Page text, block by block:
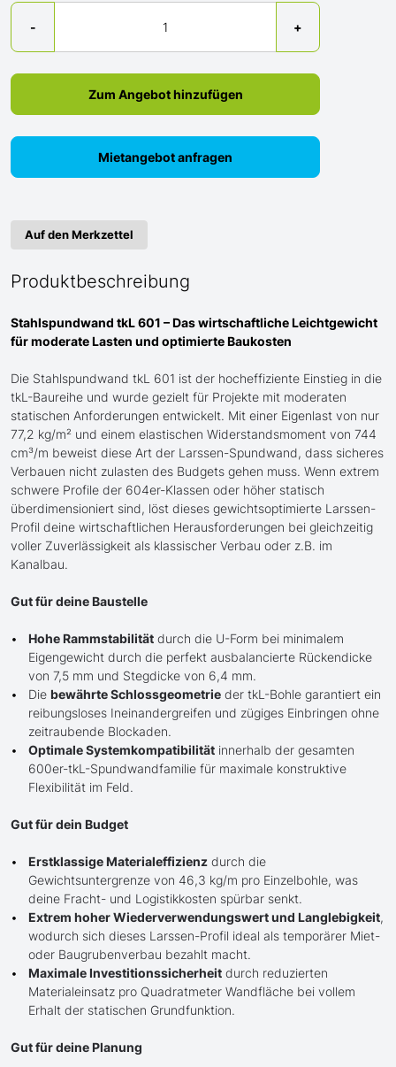
-
Menge
+
Zum Angebot hinzufügen
Mietangebot anfragen
Auf den Merkzettel
Produktbeschreibung
Stahlspundwand tkL 601 – Das wirtschaftliche Leichtgewicht
für moderate Lasten und optimierte Baukosten
Die Stahlspundwand tkL 601 ist der hocheffiziente Einstieg in die
tkL-Baureihe und wurde gezielt für Projekte mit moderaten
statischen Anforderungen entwickelt. Mit einer Eigenlast von nur
77,2 kg/m² und einem elastischen Widerstandsmoment von 744
cm³/m beweist diese Art der Larssen-Spundwand, dass sicheres
Verbauen nicht zulasten des Budgets gehen muss. Wenn extrem
schwere Profile der 604er-Klassen oder höher statisch
überdimensioniert sind, löst dieses gewichtsoptimierte Larssen-
Profil deine wirtschaftlichen Herausforderungen bei gleichzeitig
voller Zuverlässigkeit als klassischer Verbau oder z.B. im
Kanalbau.
Gut für deine Baustelle
Hohe Rammstabilität durch die U-Form bei minimalem
Eigengewicht durch die perfekt ausbalancierte Rückendicke
von 7,5 mm und Stegdicke von 6,4 mm.
Die bewährte Schlossgeometrie der tkL-Bohle garantiert ein
reibungsloses Ineinandergreifen und zügiges Einbringen ohne
zeitraubende Blockaden.
Optimale Systemkompatibilität innerhalb der gesamten
600er-tkL-Spundwandfamilie für maximale konstruktive
Flexibilität im Feld.
Gut für dein Budget
Erstklassige Materialeffizienz durch die
Gewichtsuntergrenze von 46,3 kg/m pro Einzelbohle, was
deine Fracht- und Logistikkosten spürbar senkt.
Extrem hoher Wiederverwendungswert und Langlebigkeit,
wodurch sich dieses Larssen-Profil ideal als temporärer Miet-
oder Baugrubenverbau bezahlt macht.
Maximale Investitionssicherheit durch reduzierten
Materialeinsatz pro Quadratmeter Wandfläche bei vollem
Erhalt der statischen Grundfunktion.
Gut für deine Planung